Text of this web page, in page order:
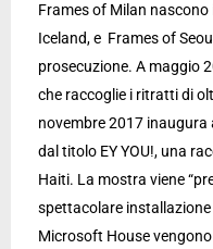
Frames of Milan
Iceland, e Frames of
prosecuzione. A maggio
che raccoglie i ritratti di
novembre 2017
dal titolo EY YOU!, una
Haiti. La mostra viene
spettacolare
Microsoft House